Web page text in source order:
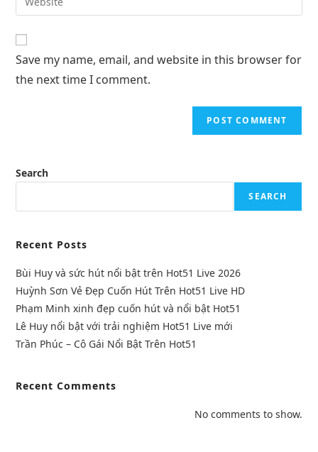
Save my name, email, and website in this browser for
the next time I comment.
Search
SEARCH
Recent Posts
Bùi Huy và sức hút nổi bật trên Hot51 Live 2026
Huỳnh Sơn Vẻ Đẹp Cuốn Hút Trên Hot51 Live HD
Phạm Minh xinh đẹp cuốn hút và nổi bật Hot51
Lê Huy nổi bật với trải nghiệm Hot51 Live mới
Trần Phúc – Cô Gái Nổi Bật Trên Hot51
Recent Comments
No comments to show.